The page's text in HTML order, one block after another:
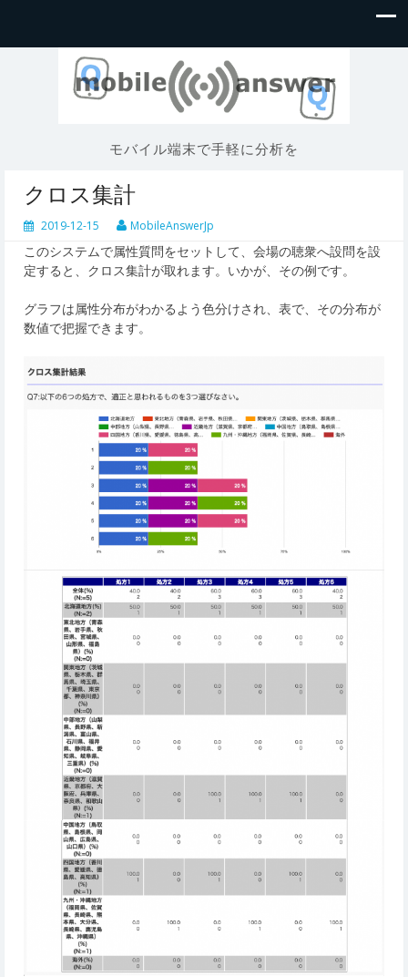
モバイル端末で手軽に分析を
クロス集計
2019-12-15 MobileAnswerJp
このシステムで属性質問をセットして、会場の聴衆へ設問を設
定すると、クロス集計が取れます。いかが、その例です。
グラフは属性分布がわかるよう色分けされ、表で、その分布が
数値で把握できます。